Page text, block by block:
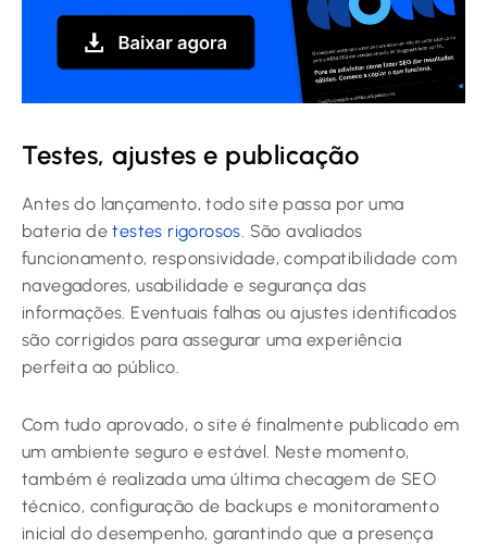
Testes, ajustes e publicação
Antes do lançamento, todo site passa por uma
bateria detestes rigorosos. São avaliados
funcionamento, responsividade, compatibilidade com
navegadores, usabilidade e segurança das
informações. Eventuais falhas ou ajustes identificados
são corrigidos para assegurar uma experiência
perfeita ao público.
Com tudo aprovado, o site é finalmente publicado em
um ambiente seguro e estável. Neste momento,
também é realizada uma última checagem de SEO
técnico, configuração de backups e monitoramento
inicial do desempenho, garantindo que a presença